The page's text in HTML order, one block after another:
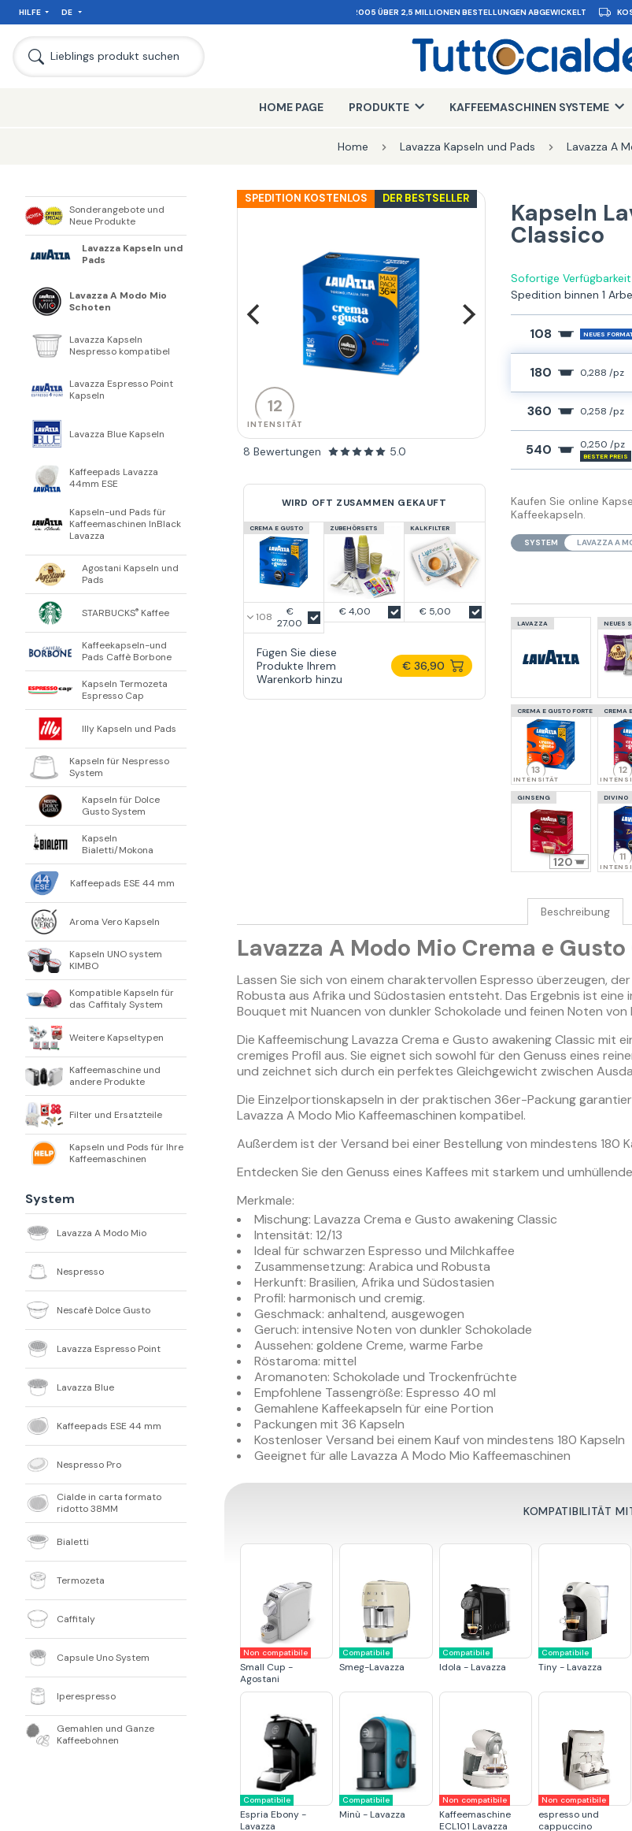
HILFE DE SEIT 2005 ÜBER 2,5 MILLIONEN BESTELLUNGEN ABGEWICKELT
Lieblings produkt suchen
HOME PAGE PRODUKTE KAFFEEMASCHINEN SYSTEME
Home Lavazza Kapseln und Pads Lavazza A
Sonderangebote und
Neue Produkte
Lavazza Kapseln und
Pads
Lavazza A Modo Mio
Schoten
Lavazza Kapseln
Nespresso kompatibel
Lavazza Espresso Point
Kapseln
Lavazza Blue Kapseln
Kaffeepads Lavazza
44mm ESE
Kapseln-und Pads für
Kaffeemaschinen InBlack
Lavazza
Agostani Kapseln und
Pads
STARBUCKS® Kaffee
Kaffeekapseln-und
Pads Caffè Borbone
Kapseln Termozeta
Espresso Cap
Illy Kapseln und Pads
Kapseln für Nespresso
System
Kapseln für Dolce
Gusto System
Kapseln
Bialetti/Mokona
Kaffeepads ESE 44 mm
Aroma Vero Kapseln
Kapseln UNO system
KIMBO
Kompatible Kapseln für
das Caffitaly System
Weitere Kapseltypen
Kaffeemaschine und
andere Produkte
Filter und Ersatzteile
Kapseln und Pods für Ihre
Kaffeemaschinen
System
Lavazza A Modo Mio
Nespresso
Nescafè Dolce Gusto
Lavazza Espresso Point
Lavazza Blue
Kaffeepads ESE 44 mm
Nespresso Pro
Cialde in carta formato
ridotto 38MM
Bialetti
Termozeta
Caffitaly
Capsule Uno System
Iperespresso
Gemahlen und Ganze
Kaffeebohnen
SPEDITION KOSTENLOS DER BESTSELLER
12
INTENSITÄT
8 Bewertungen 5.0
WIRD OFT ZUSAMMEN GEKAUFT
CREMA E GUSTO
€
27.00
ZUBEHÖRSETS
€ 4,00
KALKFILTER
€ 5,00
Fügen Sie diese
Produkte Ihrem
Warenkorb hinzu
€ 36,90
Kapseln
Classico
Sofortige Verfügbarkeit
Spedition binnen 1
108 NEUES
180 0,288 /pz
360 0,258 /pz
540 0,250 /pz
BESTER PREIS
Kaufen Sie online
Kaffeekapseln.
SYSTEM LAVAZZA A
LAVAZZA NEUES
CREMA E GUSTO FORTE
13
INTENSITÄT
CREMA
12
GINSENG
120
DIVINO
11
Beschreibung
Lavazza A Modo Mio Crema e
Lassen Sie sich von einem charaktervollen Espresso überzeugen,
Robusta aus Afrika und Südostasien entsteht. Das Ergebnis ist
Bouquet mit Nuancen von dunkler Schokolade und feinen Noten
Die Kaffeemischung Lavazza Crema e Gusto awakening Classic mit
cremiges Profil aus. Sie eignet sich sowohl für den Genuss eines
und zeichnet sich durch ein perfektes Gleichgewicht zwischen
Die Einzelportionskapseln in der praktischen 36er-Packung
Lavazza A Modo Mio Kaffeemaschinen kompatibel.
Außerdem ist der Versand bei einer Bestellung von mindestens 180
Entdecken Sie den Genuss eines Kaffees mit starkem und
Merkmale:
Mischung: Lavazza Crema e Gusto awakening Classic
Intensität: 12/13
Ideal für schwarzen Espresso und Milchkaffee
Zusammensetzung: Arabica und Robusta
Herkunft: Brasilien, Afrika und Südostasien
Profil: harmonisch und cremig.
Geschmack: anhaltend, ausgewogen
Geruch: intensive Noten von dunkler Schokolade
Aussehen: goldene Creme, warme Farbe
Röstaroma: mittel
Aromanoten: Schokolade und Trockenfrüchte
Empfohlene Tassengröße: Espresso 40 ml
Gemahlene Kaffeekapseln für eine Portion
Packungen mit 36 Kapseln
Kostenloser Versand bei einem Kauf von mindestens 180 Kapseln
Geeignet für alle Lavazza A Modo Mio Kaffeemaschinen
KOMPATIBILITÄT
Non compatibile
Small Cup -
Agostani
Compatibile
Smeg-Lavazza
Compatibile
Idola - Lavazza
Compatibile
Tiny - Lavazza
Compatibile
Espria Ebony -
Lavazza
Compatibile
Minù - Lavazza
Non compatibile
Kaffeemaschine
ECL101 Lavazza
Non compatibile
espresso und
cappuccino